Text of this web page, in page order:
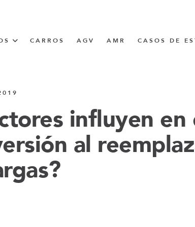
CARROS AGV AMR CASOS DE
influyen
al